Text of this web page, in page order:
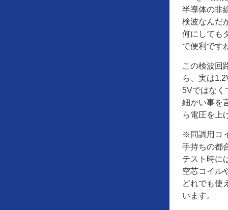
半導体の非
検波なんだ
何にしても
で便利です
この検波回
ら、実は
5Vではなく
細かい事を
ら電圧を上
※同調用コ
手持ちの都
テスト時に
空芯コイル
どれでも使
います。